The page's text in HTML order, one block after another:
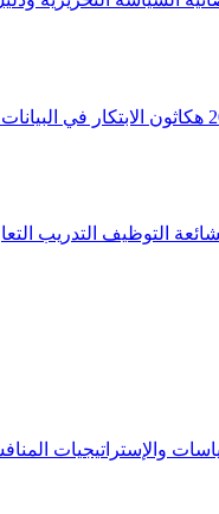
هكاثون الابتكار في البيانات
التوظيف التدريب
والإستراتيجيات